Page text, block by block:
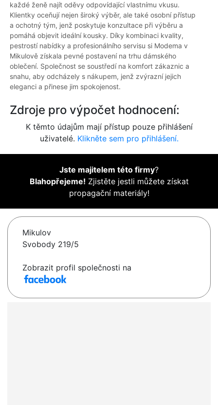
každé ženě najít oděvy odpovídající vlastnímu vkusu.
Klientky oceňují nejen široký výběr, ale také osobní přístup
a ochotný tým, jenž poskytuje konzultace při výběru a
pomáhá objevit ideální kousky. Díky kombinaci kvality,
pestrostí nabídky a profesionálního servisu si Modema v
Mikulově získala pevné postavení na trhu dámského
oblečení. Společnost se soustředí na komfort zákaznic a
snahu, aby odcházely s nákupem, jenž zvýrazní jejich
eleganci a přinese jim spokojenost.
Zdroje pro výpočet hodnocení:
K těmto údajům mají přístup pouze přihlášení
uživatelé. Klikněte sem pro přihlášení.
Jste majitelem této firmy?
Blahopřejeme! Zjistěte jestli můžete získat
propagační materiály!
Mikulov
Svobody 219/5
Zobrazit profil společnosti na